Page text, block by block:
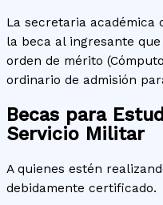
La secretaria académica
la beca al ingresante
orden de mérito
ordinario de admisión
Becas para
Servicio Militar
A quienes estén
debidamente certificado.